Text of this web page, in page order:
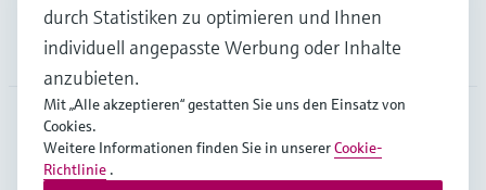
Unternehmen
DEU•Deutsch
durch Statistiken zu optimieren und Ihnen
individuell angepasste Werbung oder Inhalte
anzubieten.
Mit „Alle akzeptieren“ gestatten Sie uns den Einsatz von
Cookies.
Weitere Informationen finden Sie in unsererCookie-
Richtlinie .